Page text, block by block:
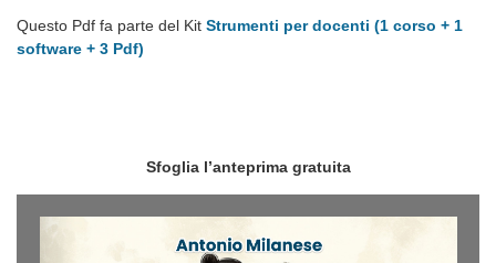
Questo Pdf fa parte del Kit Strumenti per docenti (1 corso + 1
software + 3 Pdf)
Sfoglia l’anteprima gratuita